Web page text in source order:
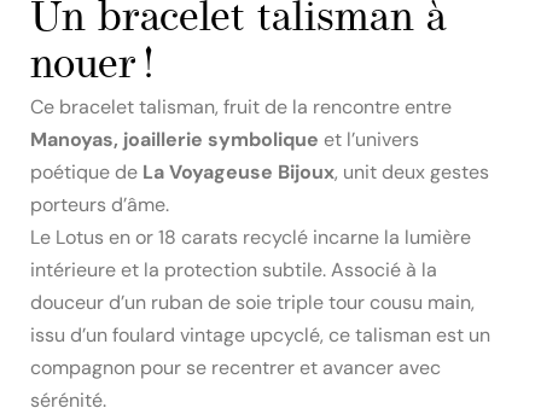
Un bracelet talisman à
nouer !
Ce bracelet talisman, fruit de la rencontre entre
Manoyas, joaillerie symbolique et l’univers
poétique de La Voyageuse Bijoux, unit deux gestes
porteurs d’âme.
Le Lotus en or 18 carats recyclé incarne la lumière
intérieure et la protection subtile. Associé à la
douceur d’un ruban de soie triple tour cousu main,
issu d’un foulard vintage upcyclé, ce talisman est un
compagnon pour se recentrer et avancer avec
sérénité.